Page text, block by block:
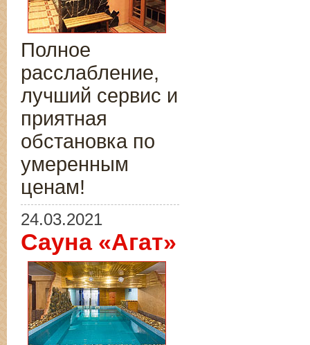
Полное
расслабление,
лучший сервис и
приятная
обстановка по
умеренным
ценам!
24.03.2021
Сауна «Агат»